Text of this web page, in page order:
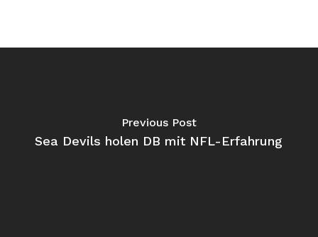
Previous Post
Sea Devils holen DB mit NFL-Erfahrung